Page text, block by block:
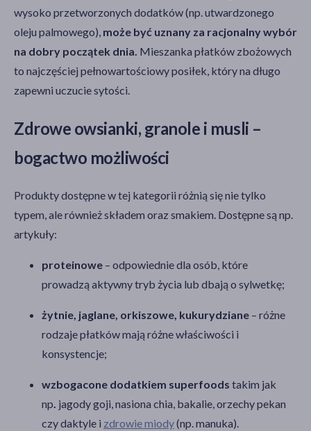
wysoko przetworzonych dodatków (np. utwardzonego
oleju palmowego), może być uznany za racjonalny wybór
na dobry początek dnia. Mieszanka płatków zbożowych
to najczęściej pełnowartościowy posiłek, który na długo
zapewni uczucie sytości.
Zdrowe owsianki, granole i musli –
bogactwo możliwości
Produkty dostępne w tej kategorii różnią się nie tylko
typem, ale również składem oraz smakiem. Dostępne są np.
artykuły:
proteinowe – odpowiednie dla osób, które
prowadzą aktywny tryb życia lub dbają o sylwetkę;
żytnie, jaglane, orkiszowe, kukurydziane – różne
rodzaje płatków mają różne właściwości i
konsystencje;
wzbogacone dodatkiem superfoods takim jak
np. jagody goji, nasiona chia, bakalie, orzechy pekan
czy daktyle i zdrowie miody(np. manuka).